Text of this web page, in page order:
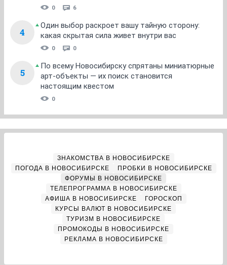
0 6
4
Один выбор раскроет вашу тайную сторону:
какая скрытая сила живет внутри вас
0 0
5
По всему Новосибирску спрятаны миниатюрные
арт-объекты — их поиск становится
настоящим квестом
0
ЗНАКОМСТВА В НОВОСИБИРСКЕ
ПОГОДА В НОВОСИБИРСКЕ
ПРОБКИ В НОВОСИБИРСКЕ
ФОРУМЫ В НОВОСИБИРСКЕ
ТЕЛЕПРОГРАММА В НОВОСИБИРСКЕ
АФИША В НОВОСИБИРСКЕ
ГОРОСКОП
КУРСЫ ВАЛЮТ В НОВОСИБИРСКЕ
ТУРИЗМ В НОВОСИБИРСКЕ
ПРОМОКОДЫ В НОВОСИБИРСКЕ
РЕКЛАМА В НОВОСИБИРСКЕ